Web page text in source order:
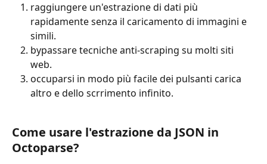
raggiungere un'estrazione di dati più
rapidamente senza il caricamento di immagini e
simili.
bypassare tecniche anti-scraping su molti siti
web.
occuparsi in modo più facile dei pulsanti carica
altro e dello scrrimento infinito.
Come usare l'estrazione da JSON in
Octoparse?